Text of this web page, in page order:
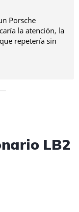
Porsche
la atención, la
repetería sin
LB2